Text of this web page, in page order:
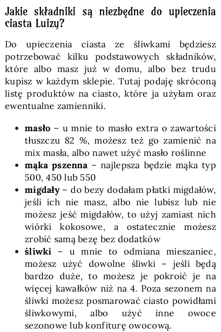
Jakie składniki są niezbędne do upieczenia
ciasta Luizy?
Do upieczenia ciasta ze śliwkami będziesz
potrzebować kilku podstawowych składników,
które albo masz już w domu, albo bez trudu
kupisz w każdym sklepie. Tutaj podaję skróconą
listę produktów na ciasto, które ja użyłam oraz
ewentualne zamienniki.
masło – u mnie to masło extra o zawartości
tłuszczu 82 %, możesz też go zamienić na
mix masła, albo nawet użyć masło roślinne
mąka pszenna– najlepsza będzie mąka typ
500, 450 lub 550
migdały– do bezy dodałam płatki migdałów,
jeśli ich nie masz, albo nie lubisz lub nie
możesz jeść migdałów, to użyj zamiast nich
wiórki kokosowe, a ostatecznie możesz
zrobić samą bezę bez dodatków
śliwki – u mnie to odmiana mieszaniec,
możesz użyć dowolne śliwki – jeśli będą
bardzo duże, to możesz je pokroić je na
więcej kawałków niż na 4. Poza sezonem na
śliwki możesz posmarować ciasto powidłami
śliwkowymi, albo użyć inne owoce
sezonowe lub konfiturę owocową.